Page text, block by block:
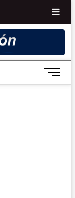
B
o